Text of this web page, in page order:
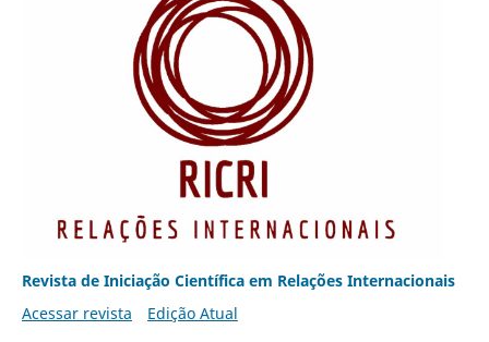
Revista de Iniciação Científica em Relações Internacionais
Acessar revista
Edição Atual